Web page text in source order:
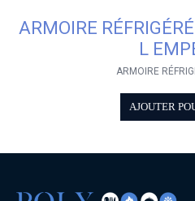
ARMOIRE
L
ARMOIRE
AJOUTER